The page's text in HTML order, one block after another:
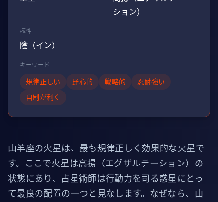
ション）
極性
陰（イン）
キーワード
規律正しい 野心的 戦略的
忍耐強い
自制が利く
山羊座の火星は、最も規律正しく効果的な火星で
す。ここで火星は高揚（エグザルテーション）の
状態にあり、占星術師は行動力を司る惑星にとっ
て最良の配置の一つと見なします。なぜなら、山